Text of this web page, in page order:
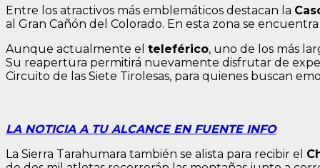
Entre los atractivos más emblemáticos destacan la
al Gran Cañón del Colorado. En esta zona se encuentra
Aunque actualmente el teleférico, uno de los más
Su reapertura permitirá nuevamente disfrutar de
Circuito de las Siete Tirolesas, para quienes buscan
LA NOTICIA A TU ALCANCE EN FUENTE INFO
La Sierra Tarahumara también se alista para recibir el